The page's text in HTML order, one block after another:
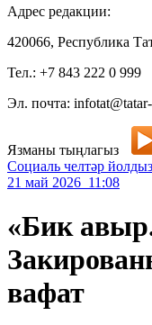
Адрес редакции:
420066, Республика
Тел.: +7 843 222 0 999
Эл. почта:
Язманы тыңлагыз
Социаль челтәр
21 май 2026 11:08
«Бик
вафат